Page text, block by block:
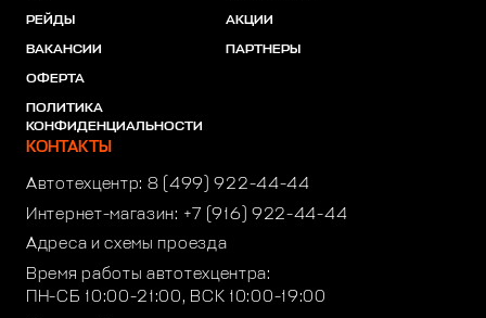
РЕЙДЫ
ВАКАНСИИ
ОФЕРТА
ПОЛИТИКА
КОНФИДЕНЦИАЛЬНОСТИ
АКЦИИ
ПАРТНЕРЫ
КОНТАКТЫ
Автотехцентр: 8 (499) 922-44-44
Интернет-магазин: +7 (916) 922-44-44
Адреса и схемы проезда
Время работы автотехцентра:
ПН-СБ 10:00-21:00, ВСК 10:00-19:00